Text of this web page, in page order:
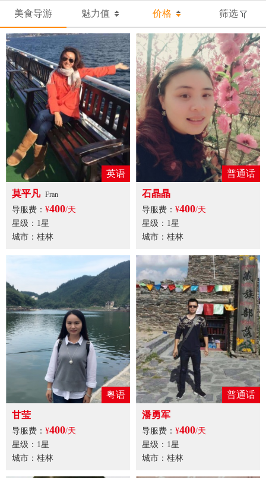
美食导游 魅力值 价格 筛选
英语
莫平凡 Fran
导服费： ¥400/天
星级：1星
城市：桂林
普通话
石晶晶
导服费： ¥400/天
星级：1星
城市：桂林
粤语
甘莹
导服费： ¥400/天
星级：1星
城市：桂林
普通话
潘勇军
导服费： ¥400/天
星级：1星
城市：桂林